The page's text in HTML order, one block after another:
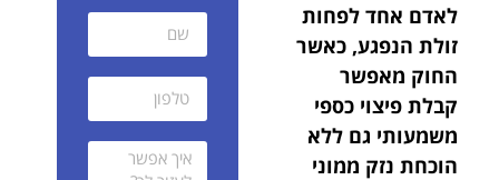
לאדם אחד לפחות
זולת הנפגע, כאשר
החוק מאפשר
קבלת פיצוי כספי
משמעותי גם ללא
הוכחת נזק ממוני